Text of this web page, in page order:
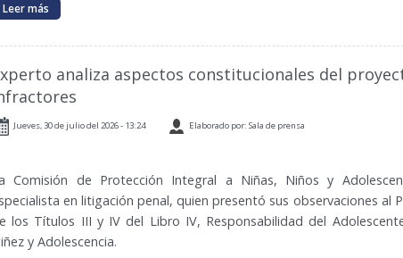
Leer más
analiza aspectos constitucionales del
Jueves, 30 de julio del 2026 - 13:24 Elaborado por: Sala de prensa
Comisión de Protección Integral a Niñas, Niños y
en litigación penal, quien presentó sus observaciones al
los Títulos III y IV del Libro IV, Responsabilidad del
y Adolescencia.